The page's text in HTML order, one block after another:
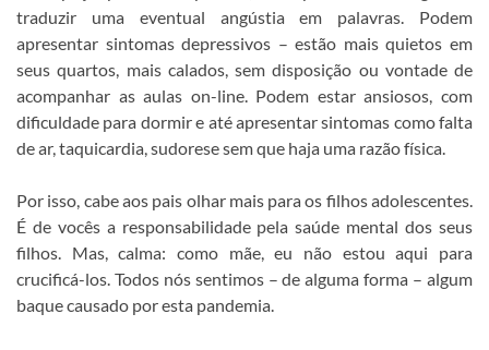
traduzir uma eventual angústia em palavras. Podem
apresentar sintomas depressivos – estão mais quietos em
seus quartos, mais calados, sem disposição ou vontade de
acompanhar as aulas on-line. Podem estar ansiosos, com
dificuldade para dormir e até apresentar sintomas como falta
de ar, taquicardia, sudorese sem que haja uma razão física.
Por isso, cabe aos pais olhar mais para os filhos adolescentes.
É de vocês a responsabilidade pela saúde mental dos seus
filhos. Mas, calma: como mãe, eu não estou aqui para
crucificá-los. Todos nós sentimos – de alguma forma – algum
baque causado por esta pandemia.